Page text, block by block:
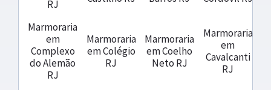
RJ
Marmoraria
em
Complexo
do Alemão
RJ
Marmoraria
em Colégio
RJ
Marmoraria
em Coelho
Neto RJ
Marmoraria
em
Cavalcanti
RJ